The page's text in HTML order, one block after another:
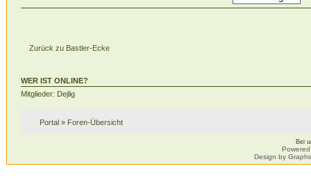
Zurück zu Bastler-Ecke
WER IST ONLINE?
Mitglieder: Dejlig
Portal » Foren-Übersicht
Bei
Design by